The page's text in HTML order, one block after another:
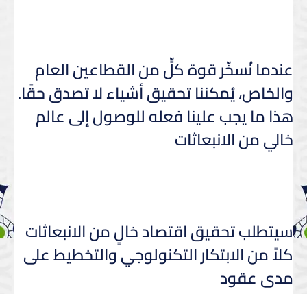
عندما نُسخّر قوة كلٍّ من القطاعين العام
والخاص، يُمكننا تحقيق أشياء لا تصدق حقًا.
هذا ما يجب علينا فعله للوصول إلى عالم
خالي من الانبعاثات
سيتطلب تحقيق اقتصاد خالٍ من الانبعاثات
كلاً من الابتكار التكنولوجي والتخطيط على
مدى عقود